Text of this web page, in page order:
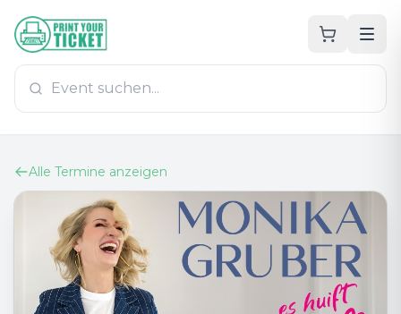
Zum Hauptinhalt
PrintYourTicket
Alle Termine anzeigen